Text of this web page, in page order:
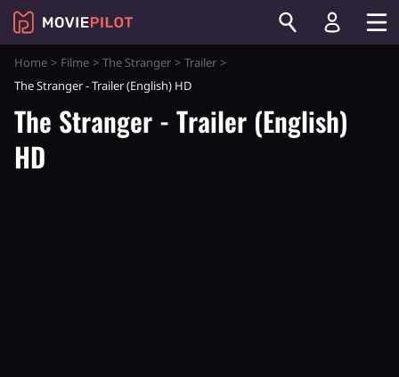
Home Filme The Stranger
Trailer
The Stranger - Trailer (English) HD
The Stranger - Trailer (English)
HD